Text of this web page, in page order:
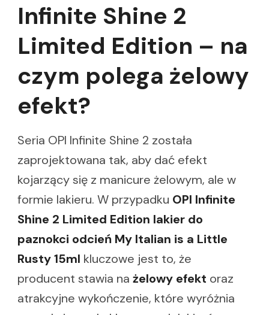
Infinite Shine 2
Limited Edition – na
czym polega żelowy
efekt?
Seria OPI Infinite Shine 2 została
zaprojektowana tak, aby dać efekt
kojarzący się z manicure żelowym, ale w
formie lakieru. W przypadku OPI Infinite
Shine 2 Limited Edition lakier do
paznokci odcień My Italian is a Little
Rusty 15ml kluczowe jest to, że
producent stawia na żelowy efekt oraz
atrakcyjne wykończenie, które wyróżnia